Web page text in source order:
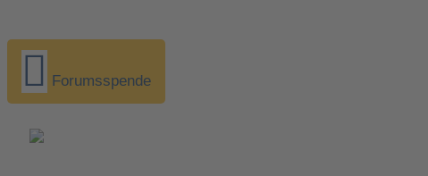
Forumsspende